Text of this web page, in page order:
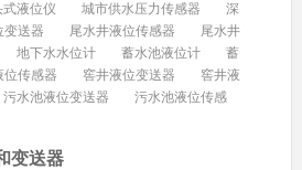
式液位仪 城市供水压力传感器
深
变送器 尾水井液位传感器
尾水井
地下水水位计 蓄水池液位计
蓄
位传感器 窖井液位变送器
窖井液
污水池液位变送器
污水池液位传感
变送器